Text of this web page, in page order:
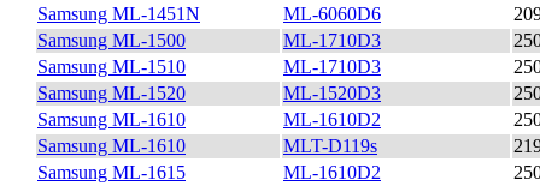
Samsung ML-1451N
ML-6060D6
Samsung ML-1500
ML-1710D3
Samsung ML-1510
ML-1710D3
Samsung ML-1520
ML-1520D3
Samsung ML-1610
ML-1610D2
Samsung ML-1610
MLT-D119s
Samsung ML-1615
ML-1610D2